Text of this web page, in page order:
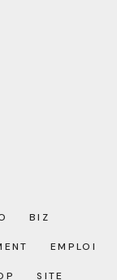
BIZ
EMPLOI
SITE